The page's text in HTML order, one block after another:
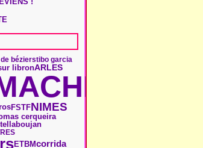
bézierstibo garcia
libronARLES
FSTFNIMES
cerqueira
boujan
ETBMcorrida